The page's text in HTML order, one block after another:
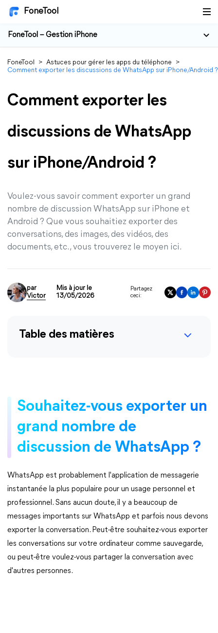
FoneTool
FoneTool – Gestion iPhone
FoneTool > Astuces pour gérer les apps du téléphone
>
Comment exporter les discussions de WhatsApp sur iPhone/Android ?
Comment exporter les
discussions de WhatsApp
sur iPhone/Android ?
Voulez-vous savoir comment exporter un grand
nombre de discussion WhatsApp sur iPhone et
Android ? Que vous souhaitiez exporter des
conversations, des images, des vidéos, des
documents, etc., vous trouverez le moyen ici.
par
Victor
Mis à jour le
13/05/2026
Partagez
ceci:
Table des matières
Souhaitez-vous exporter un
grand nombre de
discussion de WhatsApp ?
WhatsApp est probablement l'application de messagerie
instantanée la plus populaire pour un usage personnel et
professionnel. Sans aucun doute, il y a beaucoup de
messages importants sur WhatsApp et parfois nous devons
exporter la conversation. Peut-être souhaitez-vous exporter
les conversations sur votre ordinateur comme sauvegarde,
ou peut-être voulez-vous partager la conversation avec
d'autres personnes.